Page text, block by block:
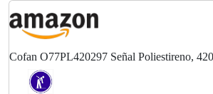
Cofan O77PL420297 Señal Poliestireno,